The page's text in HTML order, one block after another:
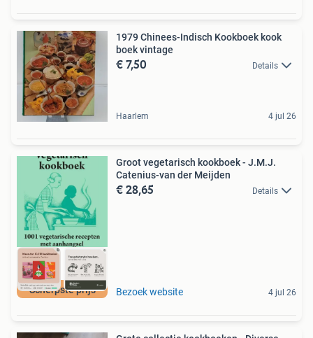
1979 Chinees-Indisch Kookboek kook
boek vintage
€ 7,50 Details
Haarlem 4 jul 26
Scherpste prijs
Groot vegetarisch kookboek - J.M.J.
Catenius-van der Meijden
€ 28,65 Details
Bezoek website 4 jul 26